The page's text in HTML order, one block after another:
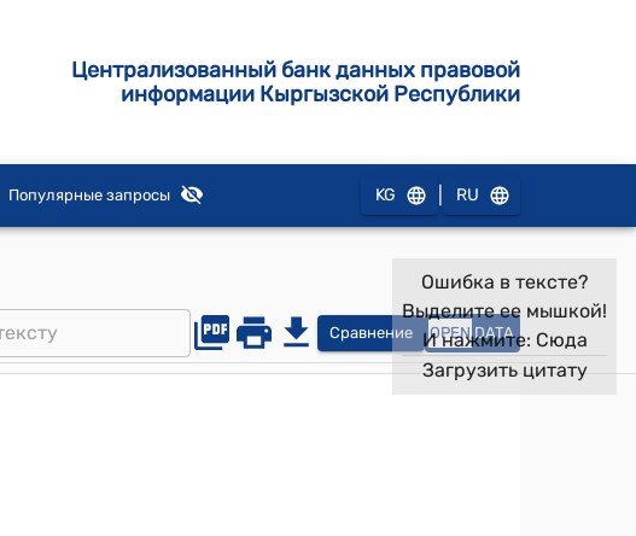
Централизованный банк данных правовой
информации Кыргызской Республики
Популярные запросы KG RU
Сравнение OPEN DATA
Ошибка в тексте?
Выделите ее мышкой!
И нажмите: Сюда
Загрузить цитату